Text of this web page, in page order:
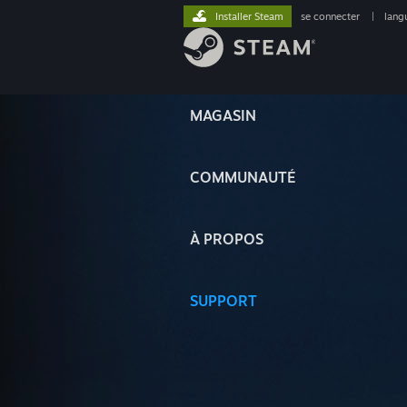
MAGASIN
COMMUNAUTÉ
À PROPOS
SUPPORT
Installer Steam se connecter